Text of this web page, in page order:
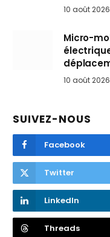
10 août 2026
Micro-
10 août 2026
SUIVEZ-NOUS
Facebook
Twitter
LinkedIn
Threads